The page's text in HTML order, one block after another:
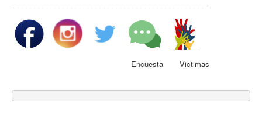
Derechos Fundamentales
Transparencia
Participa
Encuesta Victimas